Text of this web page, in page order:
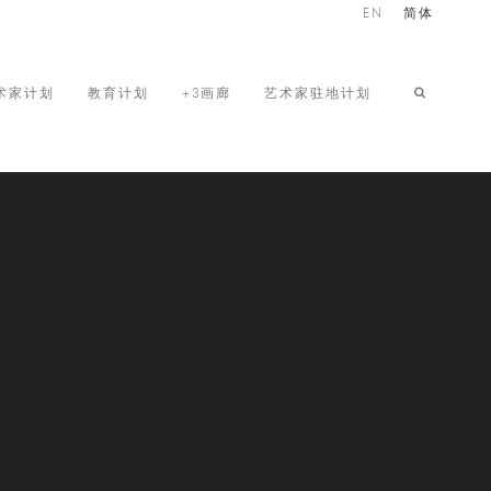
家计划 教育计划 +3画廊 艺术家驻地计划
EN 简体